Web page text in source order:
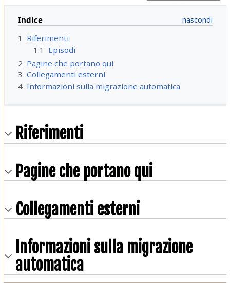
Indice
1
Riferimenti
1.1
Episodi
2 Pagine che portano qui
3 Collegamenti esterni
4 Informazioni sulla migrazione automatica
Riferimenti
Pagine che portano qui
Collegamenti esterni
Informazioni sulla migrazione
automatica